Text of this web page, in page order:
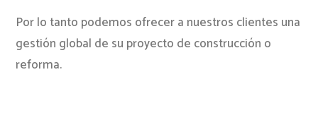
Por lo tanto podemos ofrecer a nuestros clientes una
gestión global de su proyecto de construcción o
reforma.